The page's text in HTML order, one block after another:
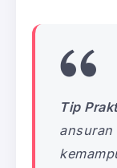
Tip
ansuran